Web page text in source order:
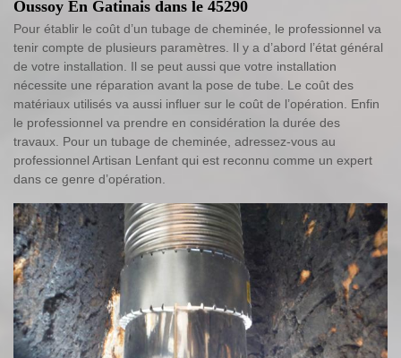
Oussoy En Gatinais dans le 45290
Pour établir le coût d’un tubage de cheminée, le professionnel va
tenir compte de plusieurs paramètres. Il y a d’abord l’état général
de votre installation. Il se peut aussi que votre installation
nécessite une réparation avant la pose de tube. Le coût des
matériaux utilisés va aussi influer sur le coût de l’opération. Enfin
le professionnel va prendre en considération la durée des
travaux. Pour un tubage de cheminée, adressez-vous au
professionnel Artisan Lenfant qui est reconnu comme un expert
dans ce genre d’opération.